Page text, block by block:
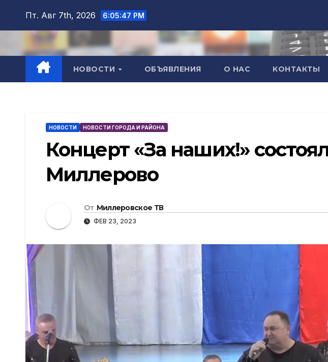
содержимому
Пт. Авг 7th, 2026 6:05:48 PM
НОВОСТИ ОБЪЯВЛЕНИЯ О НАС КОНТАКТЫ
НОВОСТИ НОВОСТИ ГОРОДА И РАЙОНА
Концерт «За наших!»
Миллерово
От Миллеровское ТВ
ФЕВ 23, 2023